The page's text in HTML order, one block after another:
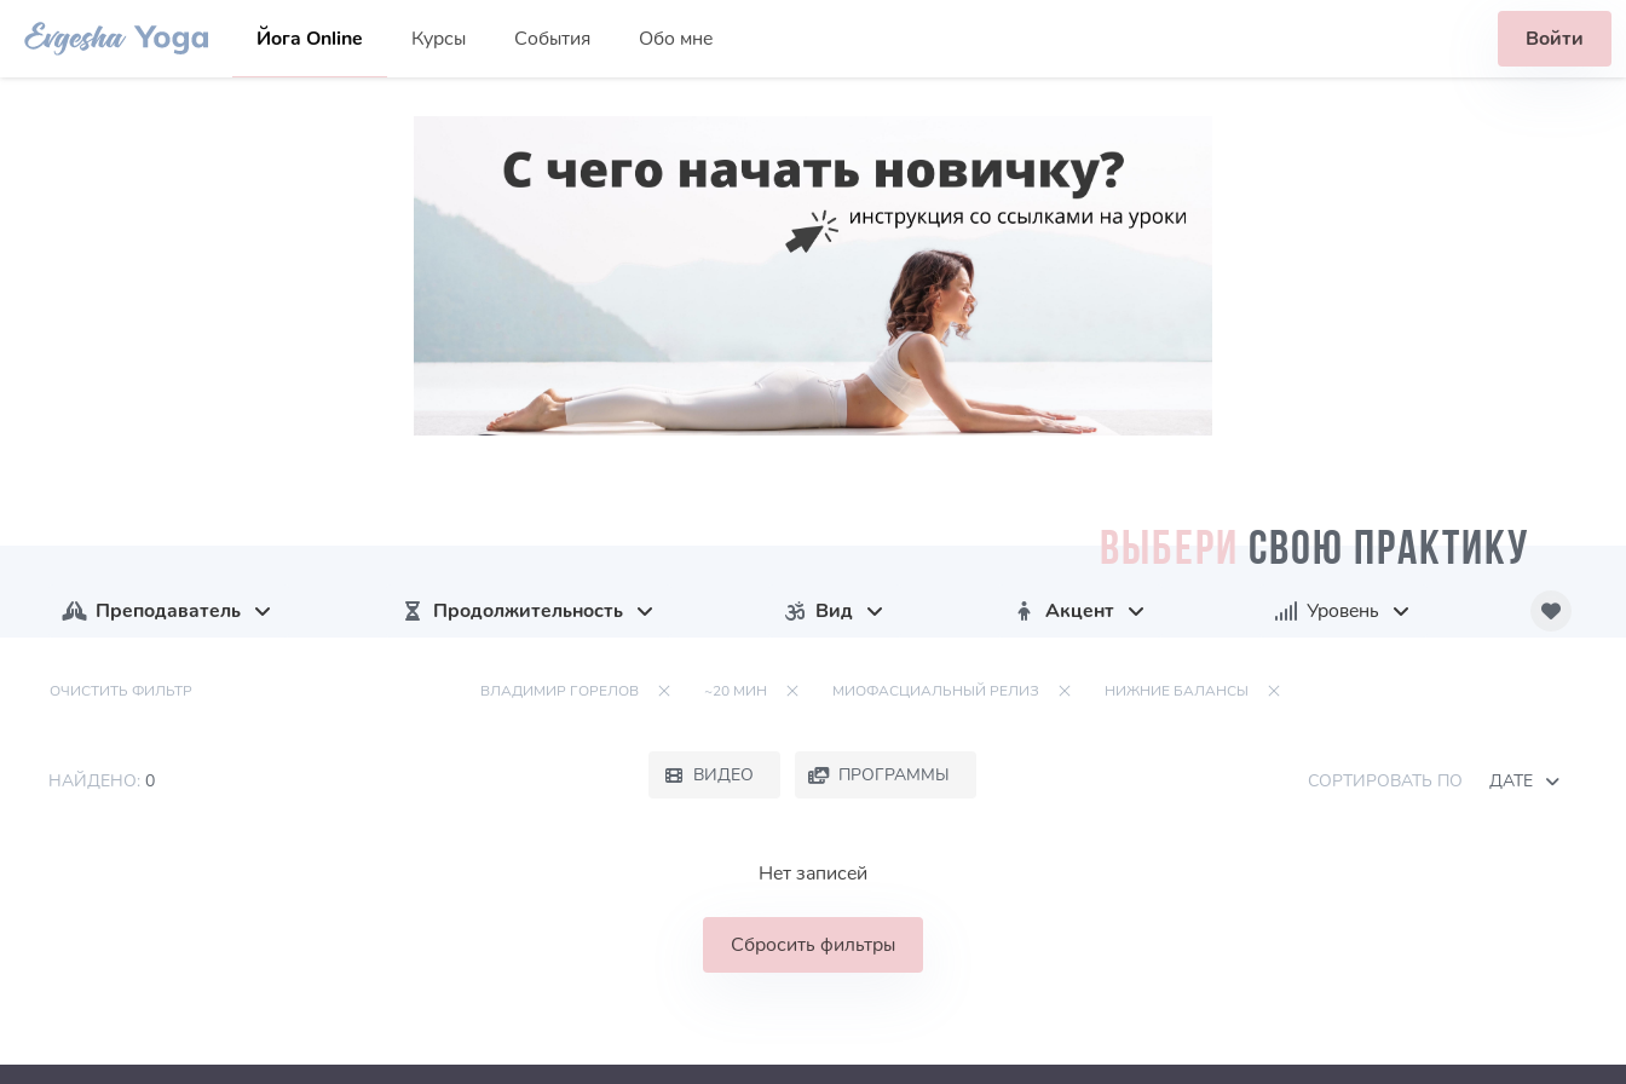
Йога Online Курсы События Обо мне Войти
ВЫБЕРИ СВОЮ ПРАКТИКУ
Преподаватель Продолжительность Вид Акцент Уровень
ОЧИСТИТЬ ФИЛЬТР ВЛАДИМИР ГОРЕЛОВ ~20 МИН МИОФАСЦИАЛЬНЫЙ РЕЛИЗ НИЖНИЕ БАЛАНСЫ
НАЙДЕНО: 0 ВИДЕО ПРОГРАММЫ СОРТИРОВАТЬ ПО ДАТЕ
Нет записей
Сбросить фильтры